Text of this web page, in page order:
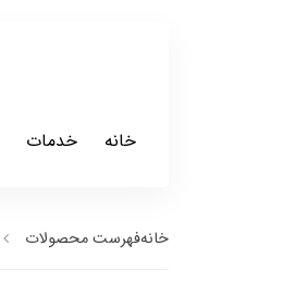
خانه خدمات
خانهفهرست محصولات